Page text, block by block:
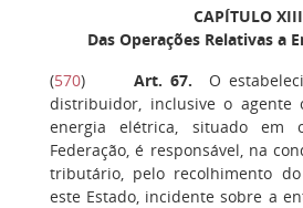
CAPÍTULO XIII
Das Operações Relativas a
(570) Art. 67.
O
distribuidor, inclusive o agente
energia elétrica, situado em
Federação, é responsável, na
tributário, pelo recolhimento
este Estado, incidente sobre a